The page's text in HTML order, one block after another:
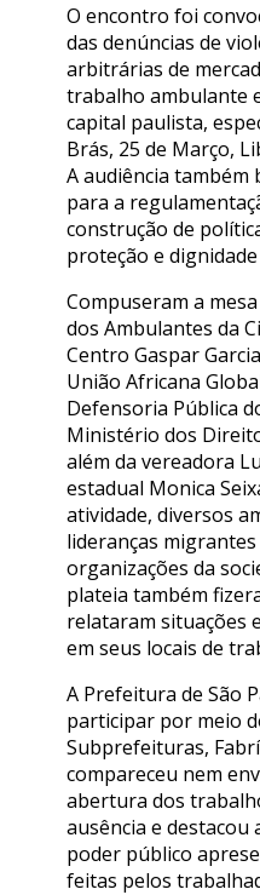
O encontro foi
das denúncias de
arbitrárias de
trabalho ambulante
capital paulista,
Brás, 25 de Março,
A audiência
para a
construção de
proteção e
Compuseram a
dos Ambulantes da
Centro Gaspar
União Africana
Defensoria Pública
Ministério dos
além da vereadora
estadual Monica
atividade, diversos
lideranças
organizações da
plateia também
relataram situações
em seus locais de
A Prefeitura de São
participar por meio
Subprefeituras,
compareceu nem
abertura dos
ausência e destacou
poder público
feitas pelos